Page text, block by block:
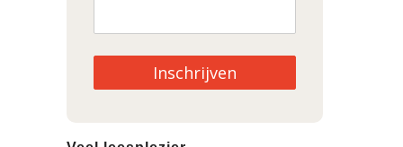
Inschrijven